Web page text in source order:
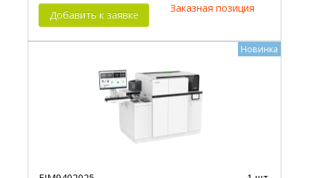
Добавить к заявке
Заказная позиция
Новинка